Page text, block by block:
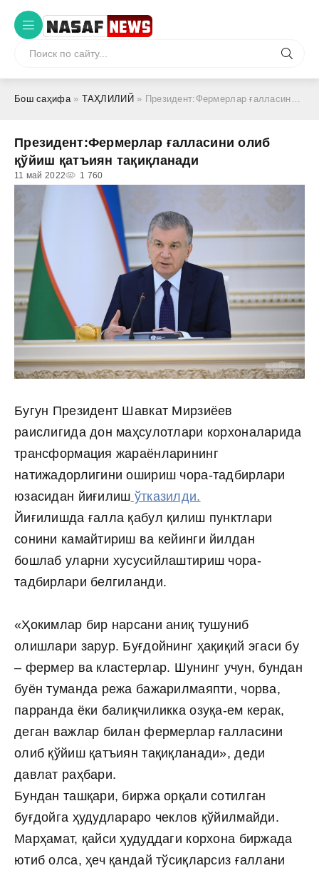
Бош саҳифа» ТАҲЛИЛИЙ » Президент:Фермерлар ғалласини олиб қўйиш қатъиян тақиқланади
Президент:Фермерлар ғалласини олиб
қўйиш қатъиян тақиқланади
11 май 2022 1 760
Бугун Президент Шавкат Мирзиёев
раислигида дон маҳсулотлари корхоналарида
трансформация жараёнларининг
натижадорлигини ошириш чора-тадбирлари
юзасидан йиғилиш ўтказилди.
Йиғилишда ғалла қабул қилиш пунктлари
сонини камайтириш ва кейинги йилдан
бошлаб уларни хусусийлаштириш чора-
тадбирлари белгиланди.
«Ҳокимлар бир нарсани аниқ тушуниб
олишлари зарур. Буғдойнинг ҳақиқий эгаси бу
– фермер ва кластерлар. Шунинг учун, бундан
буён туманда режа бажарилмаяпти, чорва,
парранда ёки балиқчиликка озуқа-ем керак,
деган важлар билан фермерлар ғалласини
олиб қўйиш қатъиян тақиқланади», деди
давлат раҳбари.
Бундан ташқари, биржа орқали сотилган
буғдойга ҳудудлараро чеклов қўйилмайди.
Марҳамат, қайси ҳудуддаги корхона биржада
ютиб олса, ҳеч қандай тўсиқларсиз ғаллани